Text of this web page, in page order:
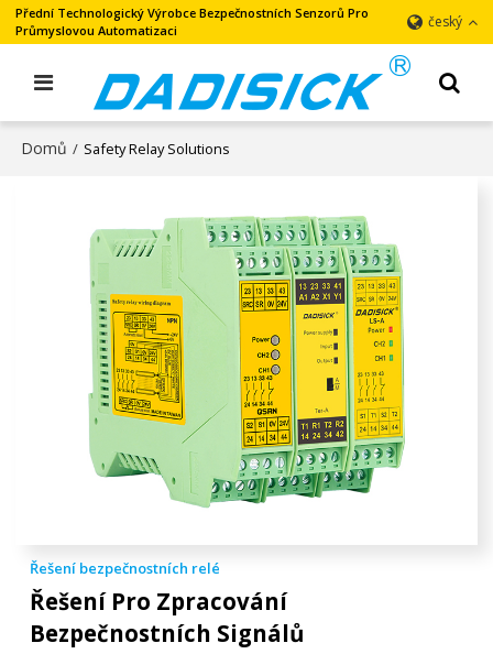
Přední Technologický Výrobce Bezpečnostních Senzorů Pro
Průmyslovou Automatizaci
český
Domů / Safety Relay Solutions
Řešení bezpečnostních relé
Řešení Pro Zpracování
Bezpečnostních Signálů